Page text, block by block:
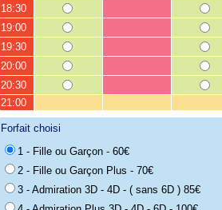
18:30
19:00
19:30
20:00
20:30
21:00
Forfait choisi
1 - Fille ou Garçon - 60€
2 - Fille ou Garçon Plus - 70€
3 - Admiration 3D - 4D - ( sans 6D ) 85€